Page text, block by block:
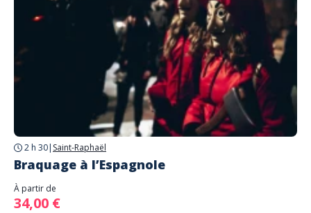
2 h 30| Saint-Raphaël
Braquage à l’Espagnole
À partir de
34,00 €